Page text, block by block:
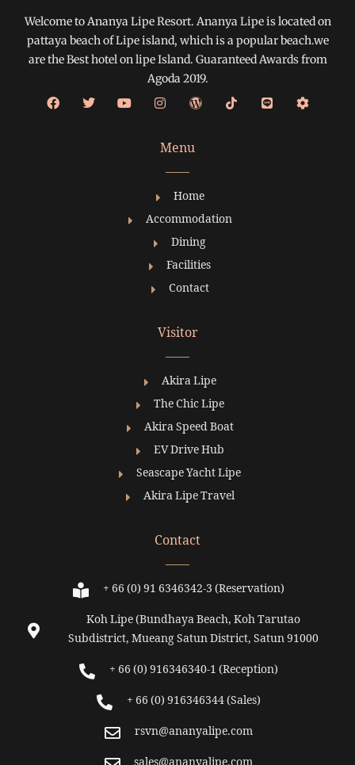
Welcome to Ananya Lipe Resort. Ananya Lipe is located on
pattaya beach of Lipe island, which is a popular beach.we
are the Best hotel on lipe Island. Guaranteed Awards from
Agoda 2019.
Menu
Home
Accommodation
Dining
Facilities
Contact
Visitor
Akira Lipe
The Chic Lipe
Akira Speed Boat
EV Drive Hub
Seascape Yacht Lipe
Akira Lipe Travel
Contact
+ 66 (0) 91 6346342-3 (Reservation)
Koh Lipe (Bundhaya Beach, Koh Tarutao
Subdistrict, Mueang Satun District, Satun 91000
+ 66 (0) 916346340-1 (Reception)
+ 66 (0) 916346344 (Sales)
rsvn@ananyalipe.com